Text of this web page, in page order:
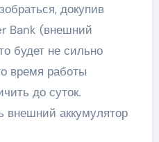
докупив
Bank (внешний
будет не сильно
время работы
до суток.
внешний аккумулятор